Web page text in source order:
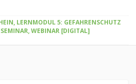
LERNMODUL 5: GEFAHRENSCHUTZ
WEBINAR [DIGITAL]